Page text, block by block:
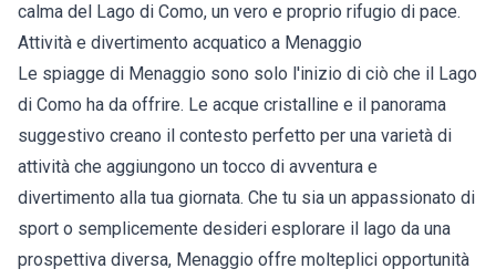
calma del Lago di Como, un vero e proprio rifugio di pace.
Attività e divertimento acquatico a Menaggio
Le spiagge di Menaggio sono solo l'inizio di ciò che il Lago
di Como ha da offrire. Le acque cristalline e il panorama
suggestivo creano il contesto perfetto per una varietà di
attività che aggiungono un tocco di avventura e
divertimento alla tua giornata. Che tu sia un appassionato di
sport o semplicemente desideri esplorare il lago da una
prospettiva diversa, Menaggio offre molteplici opportunità